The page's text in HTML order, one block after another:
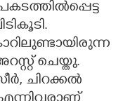
ചെയ്തു.
ചിറക്കൽ